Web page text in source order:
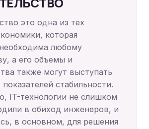
это одна из тех
которая
любому
а его объемы и
также могут выступать
показателей стабильности.
IT-технологии не слишком
в обиход инженеров, и
в основном, для решения